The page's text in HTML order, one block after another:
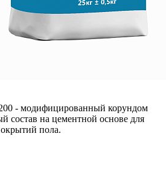
- модифицированный корундом
состав на цементной основе для
пола.